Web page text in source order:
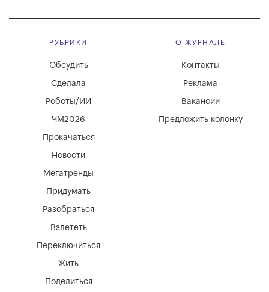
РУБРИКИ
Мегатренды
Придумать
Разобраться
Взлететь
Новости
Переключиться
Жить
Поделиться
Обсудить
Сделала
Роботы/ИИ
ЧМ2026
Прокачаться
О ЖУРНАЛЕ
Вакансии
Реклама
Контакты
Предложить колонку